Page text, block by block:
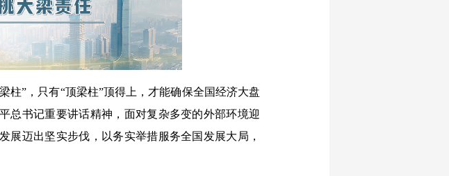
”，只有“顶梁柱”顶得上，才能确保全国经济大盘
总书记重要讲话精神，面对复杂多变的外部环境迎
展迈出坚实步伐，以务实举措服务全国发展大局，